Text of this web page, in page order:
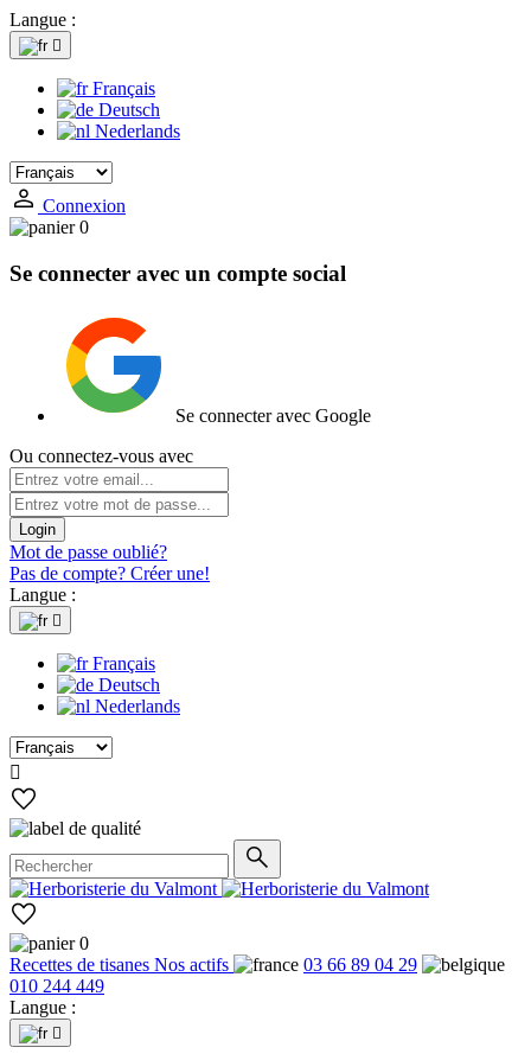
Langue :

Français
Deutsch
Nederlands
Connexion
0
Se connecter avec un compte social
Se connecter avec Google
Ou connectez-vous avec
Login
Mot de passe oublié?
Pas de compte? Créer une!
Langue :

Français
Deutsch
Nederlands

0
Recettes de tisanes Nos actifs
03 66 89 04 29
010 244 449
Langue :
